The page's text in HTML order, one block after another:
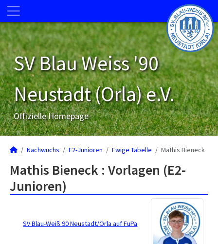
SV Blau Weiss '90
Neustadt (Orla) e.V.
Offizielle Homepage
Nachwuchs E2-Junioren Ewige Tabelle Mathis Bieneck
Mathis Bieneck : Vorlagen (E2-
Junioren)
SV Blau-Weiß 90 Neustadt/Orla auf FuPa